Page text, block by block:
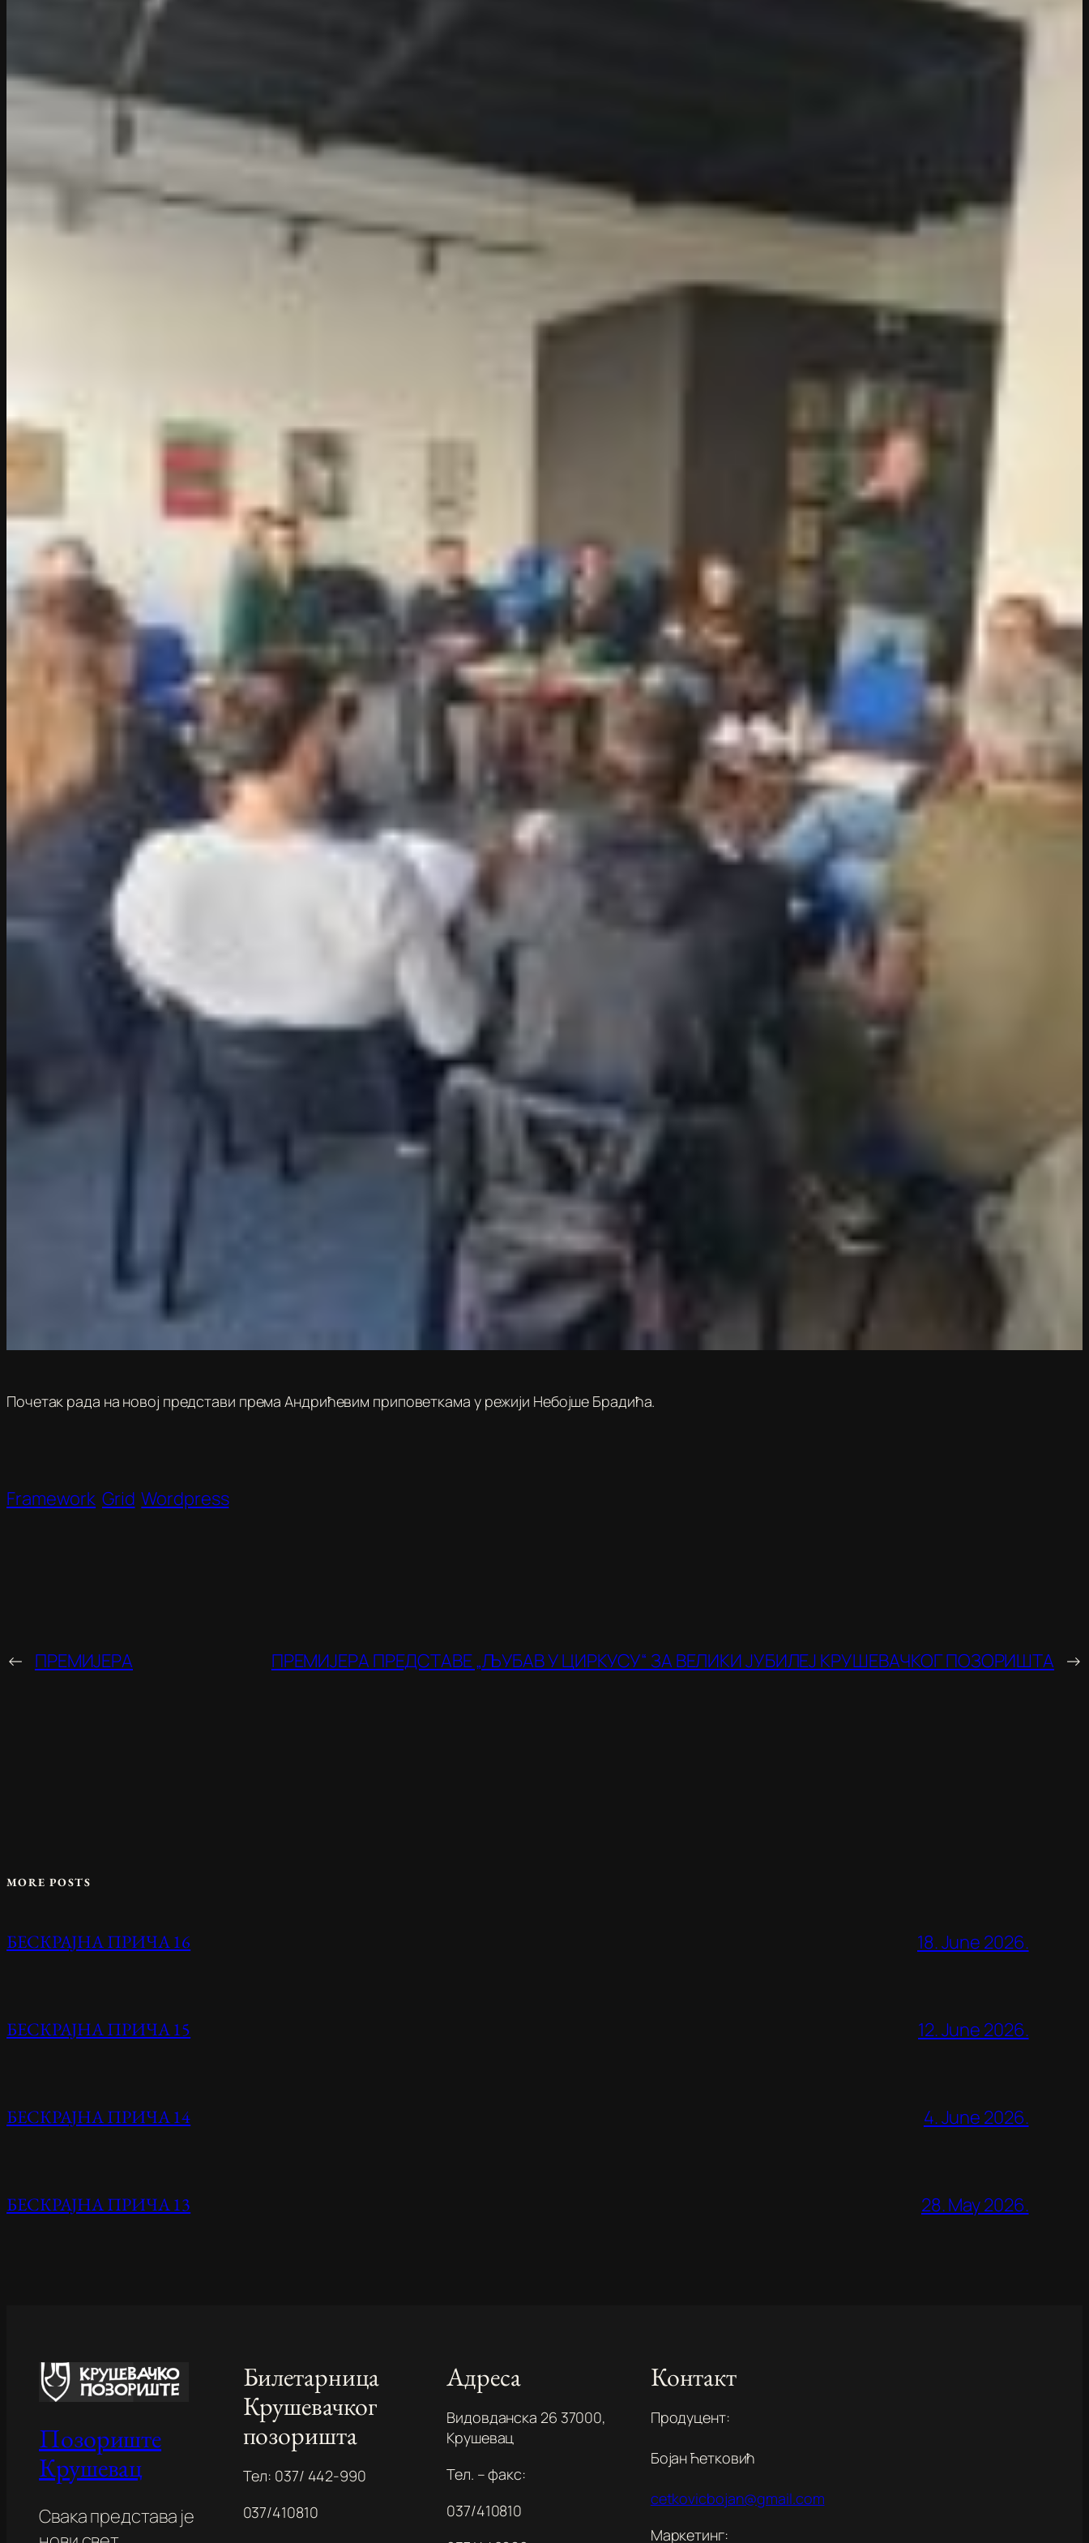
Почетак рада на новој представи према Андрићевим приповеткама у режији Небојше Брадића.
Framework Grid Wordpress
← ПРЕМИЈЕРА ПРЕМИЈЕРА ПРЕДСТАВЕ „ЉУБАВ У ЦИРКУСУ“ ЗА ВЕЛИКИ ЈУБИЛЕЈ КРУШЕВАЧКОГ ПОЗОРИШТА →
MORE POSTS
БЕСКРАЈНА ПРИЧА 16 18. June 2026.
БЕСКРАЈНА ПРИЧА 15 12. June 2026.
БЕСКРАЈНА ПРИЧА 14 4. June 2026.
БЕСКРАЈНА ПРИЧА 13 28. May 2026.
Позориште
Крушевац
Свака представа је
Билетарница
Крушевачког
позоришта
Tел: 037/ 442-990
037/410810
Адреса
Видовданска 26 37000,
Крушевац
Тел. – факс:
037/410810
Контакт
Продуцент:
Бојан Ћетковић
cetkovicbojan@gmail.com
Маркетинг: